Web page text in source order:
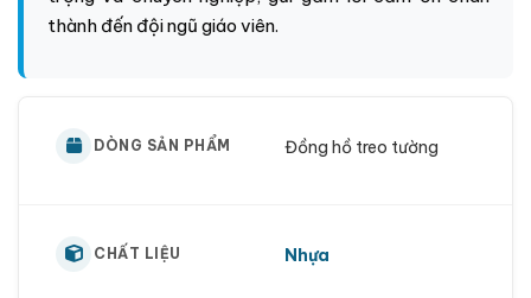
thành đến đội ngũ giáo viên.
DÒNG SẢN PHẨM Đồng hồ treo tường
CHẤT LIỆU Nhựa